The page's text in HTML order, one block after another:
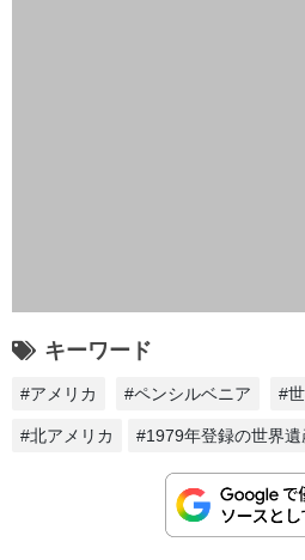
キーワード
#アメリカ #ペンシルベニア #
#北アメリカ #1979年登録の世界遺